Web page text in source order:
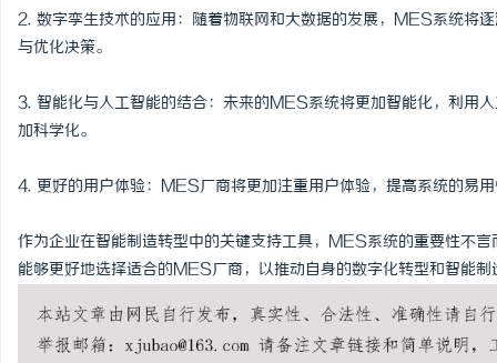
2. 数字孪生技术的应用：随着物联网和大数据的发展，MES系统将
与优化决策。
3. 智能化与人工智能的结合：未来的MES系统将更加智能化，利用
加科学化。
4. 更好的用户体验：MES厂商将更加注重用户体验，提高系统的易
作为企业在智能制造转型中的关键支持工具，MES系统的重要性不
能够更好地选择适合的MES厂商，以推动自身的数字化转型和智能